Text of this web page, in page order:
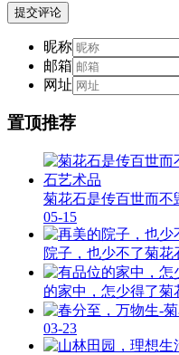
提交评论
昵称
邮箱
网址
置顶推荐
菊花石是传百世而不
05-15
院子，也少不了菊花
的家中，怎少得了菊
03-23